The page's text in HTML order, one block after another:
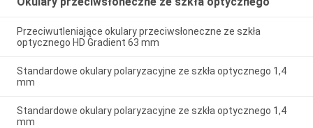
Przeciwutleniające okulary przeciwsłoneczne ze szkła
optycznego HD Gradient 63 mm
Standardowe okulary polaryzacyjne ze szkła optycznego 1,4
mm
Standardowe okulary polaryzacyjne ze szkła optycznego 1,4
mm